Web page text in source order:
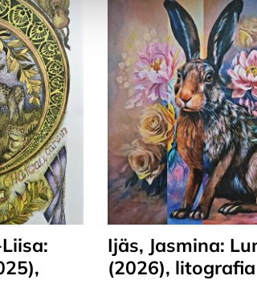
Ijäs, Jasmina:
(2026), litografia